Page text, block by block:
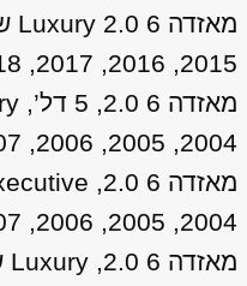
2015, 2016, 2017, 2018, 2019, 2020
2004, 2005, 2006, 2007
2004, 2005, 2006, 2007